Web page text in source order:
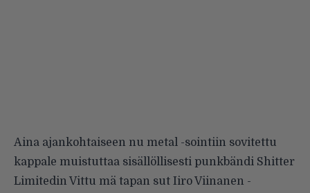
Aina ajankohtaiseen nu metal -sointiin sovitettu
kappale muistuttaa sisällöllisesti punkbändi Shitter
Limitedin Vittu mä tapan sut Iiro Viinanen -